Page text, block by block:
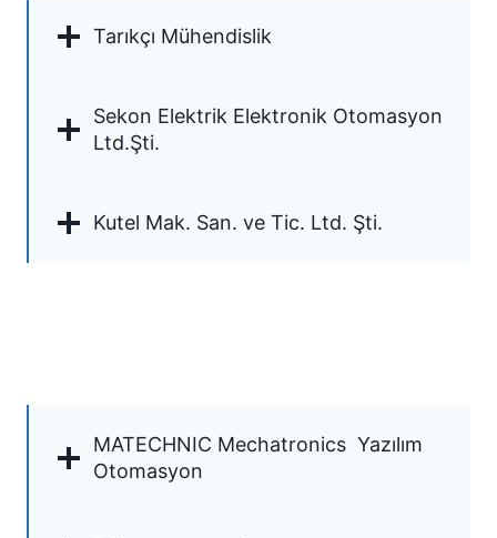
Tarıkçı Mühendislik
Sekon Elektrik Elektronik Otomasyon
Ltd.Şti.
Kutel Mak. San. ve Tic. Ltd. Şti.
MATECHNIC Mechatronics Yazılım
Otomasyon